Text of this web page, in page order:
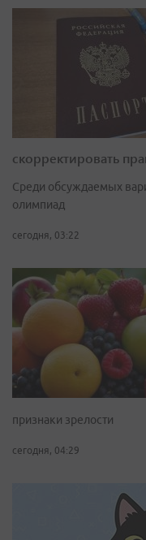
скорректировать
Среди обсуждаемых
олимпиад
сегодня, 03:22
признаки зрелости
сегодня, 04:29